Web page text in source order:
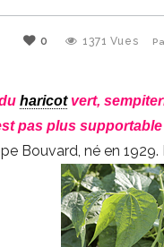
0 1371 Vues
haricotvert,
pas plus
Bouvard, né en